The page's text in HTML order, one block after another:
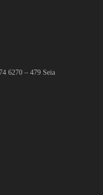
6270 – 479 Seia